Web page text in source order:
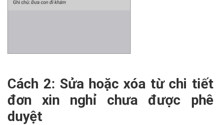
Cách 2: Sửa hoặc xóa từ chi tiết
đơn xin nghỉ chưa được phê
duyệt